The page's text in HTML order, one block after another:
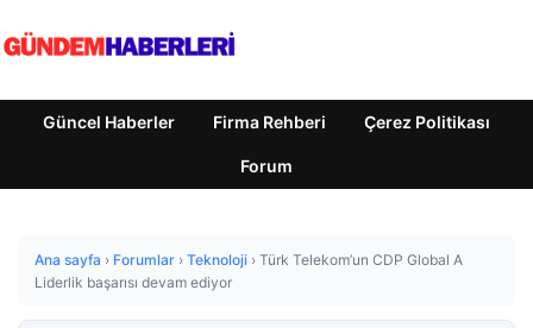
Güncel Haberler Firma Rehberi Çerez Politikası
Forum
Ana sayfa › Forumlar › Teknoloji › Türk Telekom’un CDP Global A
Liderlik başarısı devam ediyor